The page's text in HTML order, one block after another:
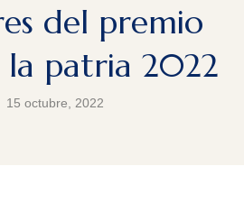
del premio
la patria 2022
15 octubre, 2022